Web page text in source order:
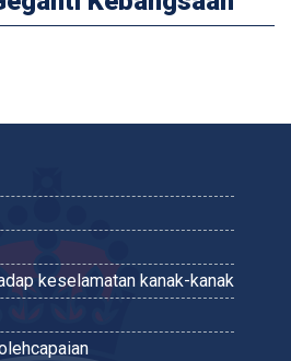
keselamatan kanak-kanak